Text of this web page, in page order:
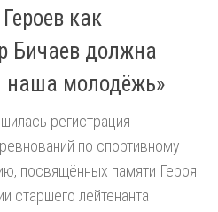
как
Бичаев должна
наша молодёжь»
регистрация
по спортивному
посвящённых памяти Героя
старшего лейтенанта